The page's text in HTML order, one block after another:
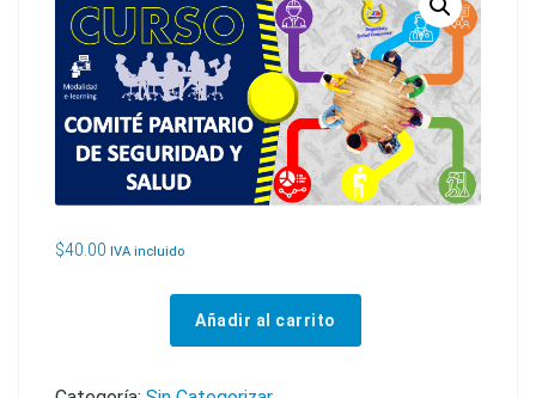
$40.00 IVA incluido
Añadir al carrito